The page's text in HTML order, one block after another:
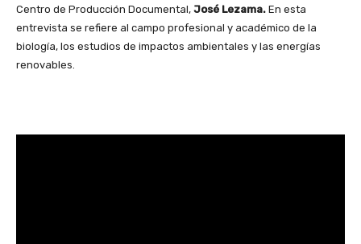
Centro de Producción Documental, José Lezama. En esta
entrevista se refiere al campo profesional y académico de la
biología, los estudios de impactos ambientales y las energías
renovables.